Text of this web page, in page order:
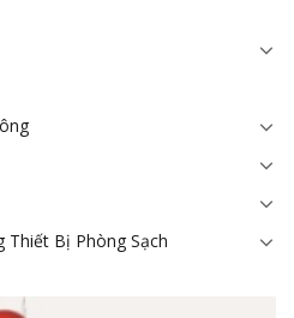
Thiết Bị Phòng Sạch